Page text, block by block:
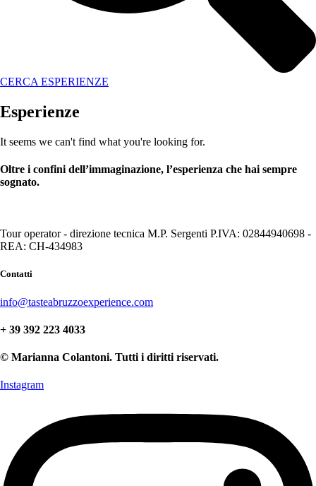
CERCA ESPERIENZE
Esperienze
It seems we can't find what you're looking for.
Oltre i confini dell’immaginazione, l’esperienza che hai sempre
sognato.
Tour operator - direzione tecnica M.P. Sergenti P.IVA: 02844940698 -
REA: CH-434983
Contatti
info@tasteabruzzoexperience.com
+ 39 392 223 4033
© Marianna Colantoni. Tutti i diritti riservati.
Instagram